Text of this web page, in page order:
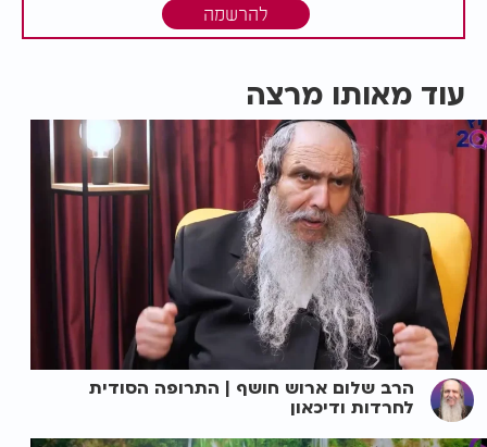
להרשמה
עוד מאותו מרצה
הרב שלום ארוש חושף | התרופה הסודית
לחרדות ודיכאון